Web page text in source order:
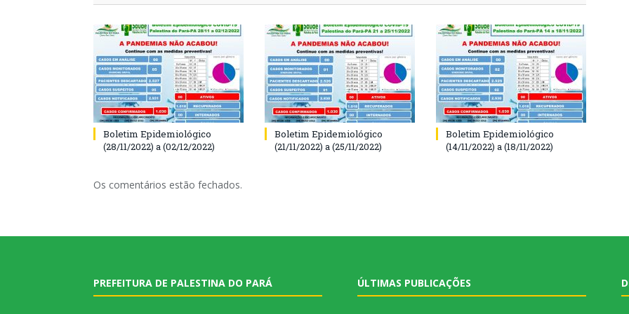
Boletim Epidemiológico
(28/11/2022) a (02/12/2022)
Boletim Epidemiológico
(21/11/2022) a (25/11/2022)
Boletim Epidemiológico
(14/11/2022) a (18/11/2022)
Os comentários estão fechados.
PREFEITURA DE PALESTINA DO PARÁ ÚLTIMAS PUBLICAÇÕES